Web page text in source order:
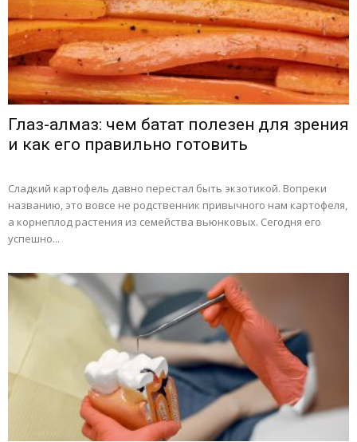
Глаз-алмаз: чем батат полезен для зрения
и как его правильно готовить
Сладкий картофель давно перестал быть экзотикой. Вопреки
названию, это вовсе не родственник привычного нам картофеля,
а корнеплод растения из семейства вьюнковых. Сегодня его
успешно...